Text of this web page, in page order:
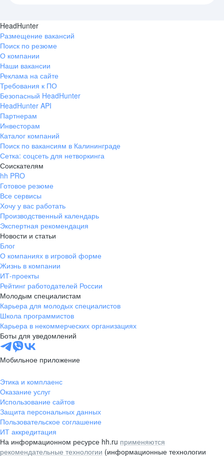
HeadHunter
Размещение вакансий
Поиск по резюме
О компании
Наши вакансии
Реклама на сайте
Требования к ПО
Безопасный HeadHunter
HeadHunter API
Партнерам
Инвесторам
Каталог компаний
Поиск по вакансиям в Калининграде
Сетка: соцсеть для нетворкинга
Соискателям
hh PRO
Готовое резюме
Все сервисы
Хочу у вас работать
Производственный календарь
Экспертная рекомендация
Новости и статьи
Блог
О компаниях в игровой форме
Жизнь в компании
ИТ-проекты
Рейтинг работодателей России
Молодым специалистам
Карьера для молодых специалистов
Школа программистов
Карьера в некоммерческих организациях
Боты для уведомлений
Мобильное приложение
Этика и комплаенс
Оказание услуг
Использование сайтов
Защита персональных данных
Пользовательское соглашение
ИТ аккредитация
На информационном ресурсе hh.ru применяются
рекомендательные технологии (информационные технологии